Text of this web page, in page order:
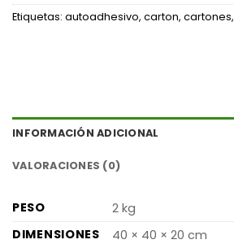
Etiquetas: autoadhesivo, carton, cartones,
INFORMACIÓN ADICIONAL
VALORACIONES (0)
PESO
2 kg
DIMENSIONES
40 × 40 × 20 cm